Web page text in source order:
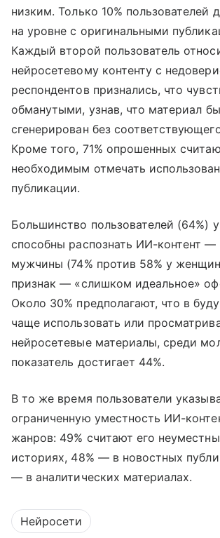
низким. Только 10% пользователей
на уровне с оригинальными
Каждый второй пользователь
нейросетевому контенту с
респондентов признались, что
обманутыми, узнав, что материал
сгенерирован без
Кроме того, 71% опрошенных
необходимым отмечать
публикации.
Большинство пользователей (64%)
способны распознать ИИ-контент —
мужчины (74% против 58% у
признак — «слишком идеальное»
Около 30% предполагают, что в
чаще использовать или
нейросетевые материалы, среди
показатель достигает 44%.
В то же время пользователи
ограниченную уместность ИИ-
жанров: 49% считают его
историях, 48% — в новостных
— в аналитических материалах.
Нейросети